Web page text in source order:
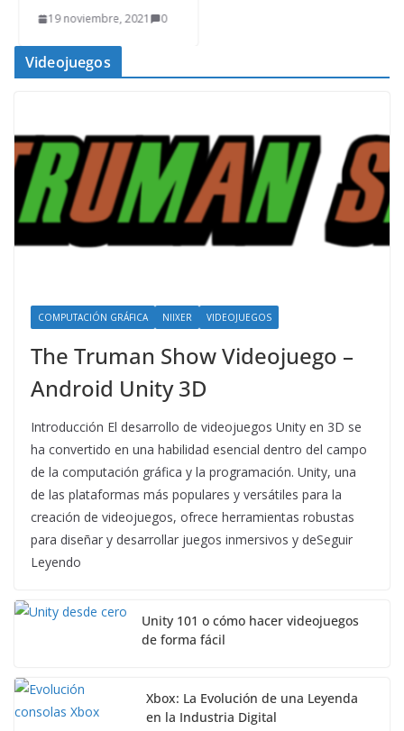
19 noviembre, 2021 0
Videojuegos
COMPUTACIÓN GRÁFICA NIIXER VIDEOJUEGOS
The Truman Show Videojuego –
Android Unity 3D
Introducción El desarrollo de videojuegos Unity en 3D se
ha convertido en una habilidad esencial dentro del campo
de la computación gráfica y la programación. Unity, una
de las plataformas más populares y versátiles para la
creación de videojuegos, ofrece herramientas robustas
para diseñar y desarrollar juegos inmersivos y deSeguir
Leyendo
Unity 101 o cómo hacer videojuegos
de forma fácil
Xbox: La Evolución de una Leyenda
en la Industria Digital